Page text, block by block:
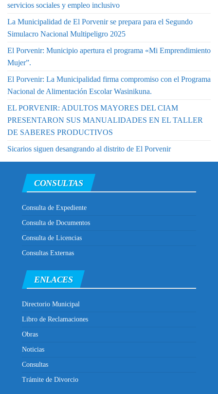
servicios sociales y empleo inclusivo
La Municipalidad de El Porvenir se prepara para el Segundo
Simulacro Nacional Multipeligro 2025
El Porvenir: Municipio apertura el programa «Mi Emprendimiento
Mujer”.
El Porvenir: La Municipalidad firma compromiso con el Programa
Nacional de Alimentación Escolar Wasinikuna.
EL PORVENIR: ADULTOS MAYORES DEL CIAM
PRESENTARON SUS MANUALIDADES EN EL TALLER
DE SABERES PRODUCTIVOS
Sicarios siguen desangrando al distrito de El Porvenir
CONSULTAS
Consulta de Expediente
Consulta de Documentos
Consulta de Licencias
Consultas Externas
ENLACES
Directorio Municipal
Libro de Reclamaciones
Obras
Noticias
Consultas
Trámite de Divorcio